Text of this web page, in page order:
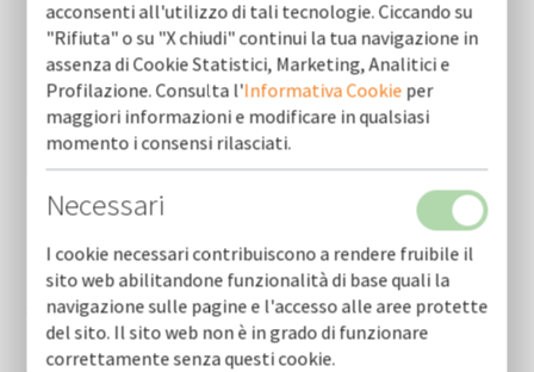
Ho letto e accetto le condizioni dell'informativa
sulla privacy*
acconsenti all'utilizzo di tali tecnologie. Ciccando su
"Rifiuta" o su "X chiudi" continui la tua navigazione in
assenza di Cookie Statistici, Marketing, Analitici e
Profilazione. Consulta l'Informativa Cookie per
maggiori informazioni e modificare in qualsiasi
momento i consensi rilasciati.
Necessari
I cookie necessari contribuiscono a rendere fruibile il
sito web abilitandone funzionalità di base quali la
navigazione sulle pagine e l'accesso alle aree protette
del sito. Il sito web non è in grado di funzionare
correttamente senza questi cookie.